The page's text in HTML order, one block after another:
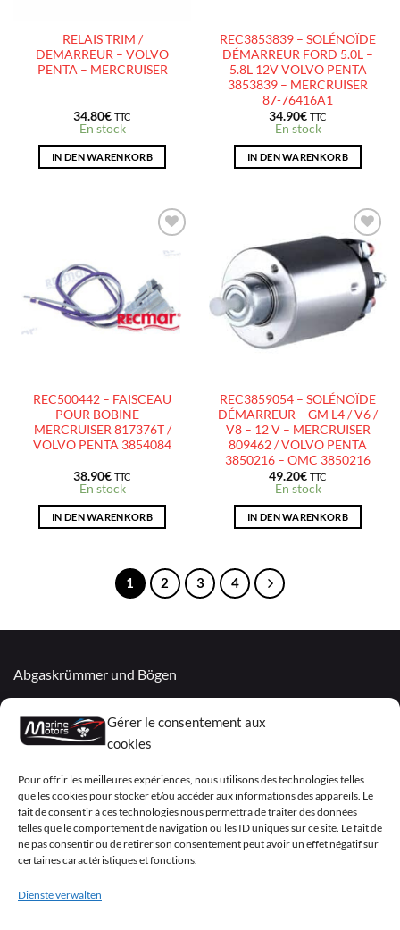
Gérer le consentement aux
cookies
Pour offrir les meilleures expériences, nous utilisons des technologies telles
que les cookies pour stocker et/ou accéder aux informations des appareils. Le
fait de consentir à ces technologies nous permettra de traiter des données
telles que le comportement de navigation ou les ID uniques sur ce site. Le fait de
ne pas consentir ou de retirer son consentement peut avoir un effet négatif sur
certaines caractéristiques et fonctions.
Dienste verwalten
RELAIS TRIM /
DEMARREUR – VOLVO
PENTA – MERCRUISER
34.80€ TTC
En stock
IN DEN WARENKORB
REC3853839 – SOLÉNOÏDE
DÉMARREUR FORD 5.0L –
5.8L 12V VOLVO PENTA
3853839 – MERCRUISER
87-76416A1
34.90€ TTC
En stock
IN DEN WARENKORB
AJOUTER
LISTE
D’ENVIES
REC500442 – FAISCEAU
POUR BOBINE –
MERCRUISER 817376T /
VOLVO PENTA 3854084
38.90€ TTC
En stock
IN DEN WARENKORB
AJOUTER
À LA
LISTE
D’ENVIES
REC3859054 – SOLÉNOÏDE
DÉMARREUR – GM L4 / V6 /
V8 – 12 V – MERCRUISER
809462 / VOLVO PENTA
3850216 – OMC 3850216
49.20€ TTC
En stock
IN DEN WARENKORB
1 2 3 4
Abgaskrümmer und Bögen
Mercruiser
VOLVO PENTA / OMC
My Account